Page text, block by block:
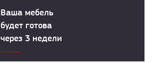
Ваша мебель
будет готова
через 3 недели